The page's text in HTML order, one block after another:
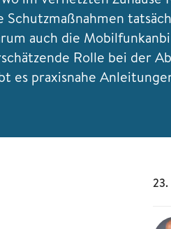
Schutzmaßnahmen
auch die
Rolle bei der
es praxisnahe